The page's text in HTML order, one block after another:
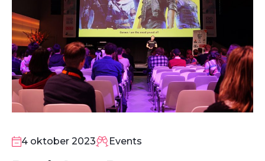
OKT4 oktober 2023 Events